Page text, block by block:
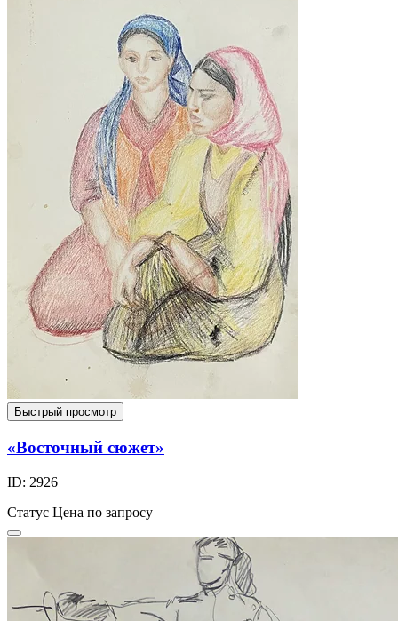
Быстрый просмотр
«Восточный сюжет»
ID: 2926
Статус Цена по запросу